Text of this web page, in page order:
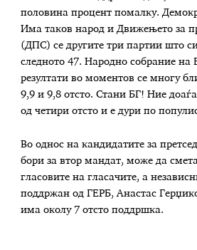
половина процент помалку.
Има таков народ и Движењето за
(ДПС) се другите три партии што
следното 47. Народно собрание на
резултати во моментов се многу
9,9 и 9,8 отсто. Стани БГ! Ние
од четири отсто и е дури по
Во однос на кандидатите за
бори за втор мандат, може да
гласовите на гласачите, а
поддржан од ГЕРБ, Анастас
има околу 7 отсто поддршка.